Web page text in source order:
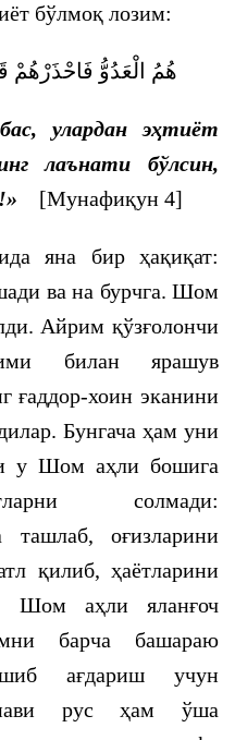
бўлмоқ лозим:
هُمُ الْعَدُوُّ فَاحْذَرْهُمْ
улардан эҳтиёт
лаънати бўлсин,
[Мунафиқун 4]
яна бир ҳақиқат:
ва на бурчга. Шом
Айрим қўзғолончи
билан ярашув
ғаддор-хоин эканини
Бунгача ҳам уни
у Шом аҳли бошига
солмади:
ташлаб, оғизларини
қилиб, ҳаётларини
Шом аҳли яланғоч
барча башараю
ағдариш учун
рус ҳам ўша